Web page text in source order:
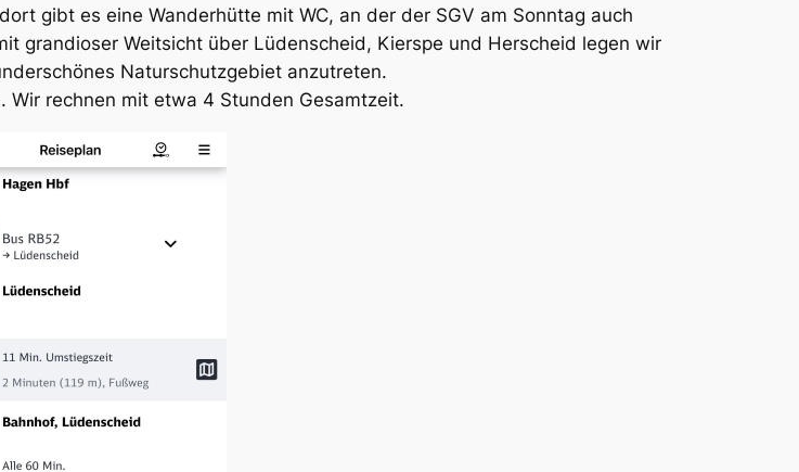
gibt es eine Wanderhütte mit WC, an der der SGV am Sonntag auch
grandioser Weitsicht über Lüdenscheid, Kierspe und Herscheid legen wir
Naturschutzgebiet anzutreten.
Wir rechnen mit etwa 4 Stunden Gesamtzeit.